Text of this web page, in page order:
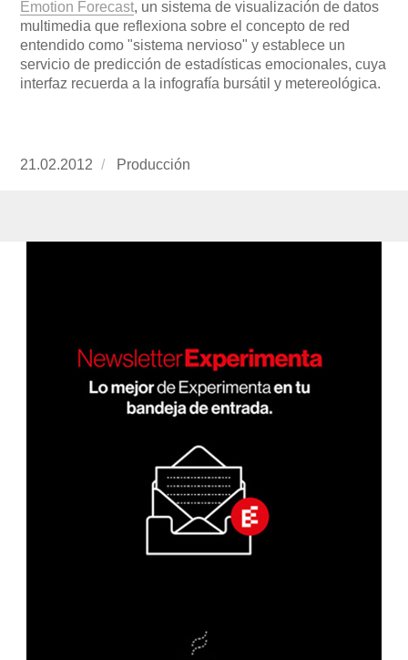
Emotion Forecast, un sistema de visualización de datos
multimedia que reflexiona sobre el concepto de red
entendido como "sistema nervioso" y establece un
servicio de predicción de estadísticas emocionales, cuya
interfaz recuerda a la infografía bursátil y metereológica.
Publicado
21.02.2012 https://www.experimenta.es/author/
Producción